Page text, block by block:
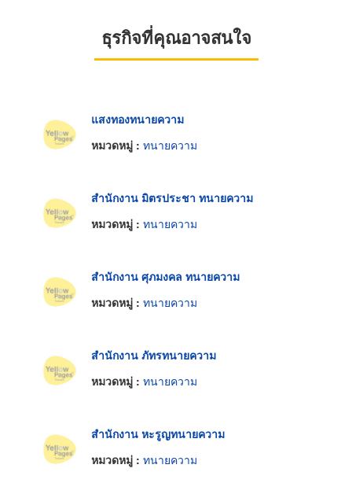
ธุรกิจที่คุณอาจสนใจ
แสงทองทนายความ
หมวดหมู่ : ทนายความ
สำนักงาน มิตรประชา ทนายความ
หมวดหมู่ : ทนายความ
สำนักงาน ศุภมงคล ทนายความ
หมวดหมู่ : ทนายความ
สำนักงาน ภัทรทนายความ
หมวดหมู่ : ทนายความ
สำนักงาน หะรูญทนายความ
หมวดหมู่ : ทนายความ